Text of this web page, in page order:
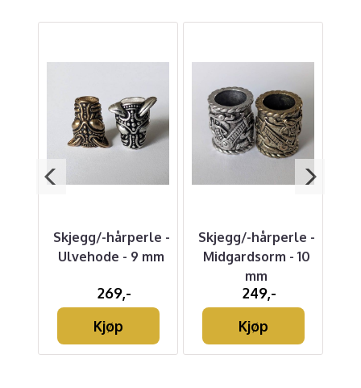
Skjegg/-hårperle -
Ulvehode - 9 mm
269,-
Kjøp
Skjegg/-hårperle -
Midgardsorm - 10
mm
249,-
Kjøp